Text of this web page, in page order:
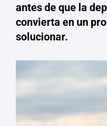
antes de que la
convierta en un
solucionar.